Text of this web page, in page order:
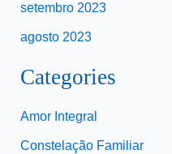
setembro 2023
agosto 2023
Categories
Amor Integral
Constelação Familiar